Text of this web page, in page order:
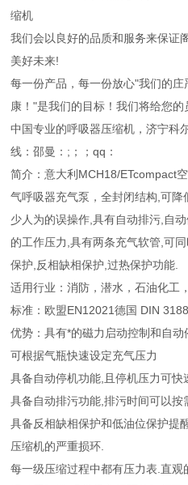
缩机
我们会以良好的品质和服务来保证
美好未来!
每一份产品，每一份放心"我们的
康！"是我们的目标！我们将给您的
中国专业的呼吸器压缩机，济宁科
线：邵曼：;；；qq：
简介：意大利MCH18/ETcompact
气呼吸器充气泵，全封闭结构,可
少人为的误操作,具有自动排污,自
的工作压力,具有两条充气软管,可
保护,反相缺相保护,过热保护功能.
适用行业：消防，潜水，石油化工
标准：欧盟EN12021德国 DIN
优势：具有*的磁力启动控制和自动
可根据气瓶快速设定充气压力
具备自动停机功能,且停机压力可快
具备自动排污功能,排污时间可以
具备反相缺相保护和低油位保护提
压缩机的严重损环.
每一级压缩过程中都有压力表.直观